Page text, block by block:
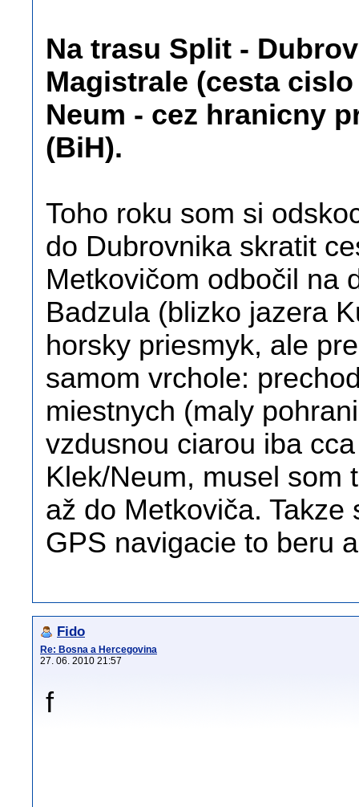
Na trasu Split -
Magistrale (cesta
Neum - cez hranicny
(BiH).
Toho roku som si
do Dubrovnika skratit
Metkovičom odbočil na
Badzula (blizko jazera
horsky priesmyk, ale
samom vrchole:
miestnych (maly
vzdusnou ciarou iba
Klek/Neum, musel som
až do Metkoviča.
GPS navigacie to beru
Fido
Re: Bosna a Hercegovina
27. 06. 2010 21:57
f